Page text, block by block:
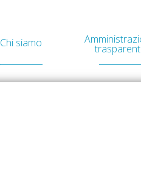
Chi siamo